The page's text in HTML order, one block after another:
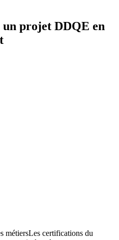
projet DDQE en
métiersLes certifications du